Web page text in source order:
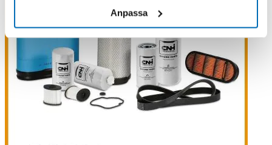
Anpassa